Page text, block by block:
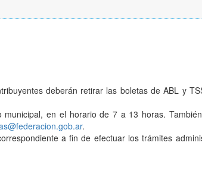
deberán retirar las boletas de ABL y
en el horario de 7 a 13 horas.
.
a fin de efectuar los trámites